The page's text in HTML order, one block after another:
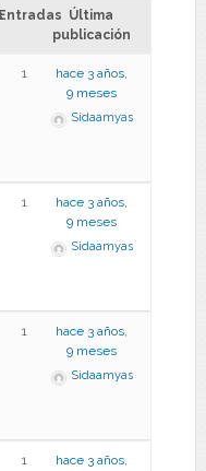
Última
publicación
1
hace 3 años,
9 meses
Sidaamyas
1
hace 3 años,
9 meses
Sidaamyas
1
hace 3 años,
9 meses
Sidaamyas
1
hace 3 años,